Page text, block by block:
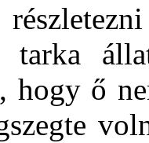
hogy ő